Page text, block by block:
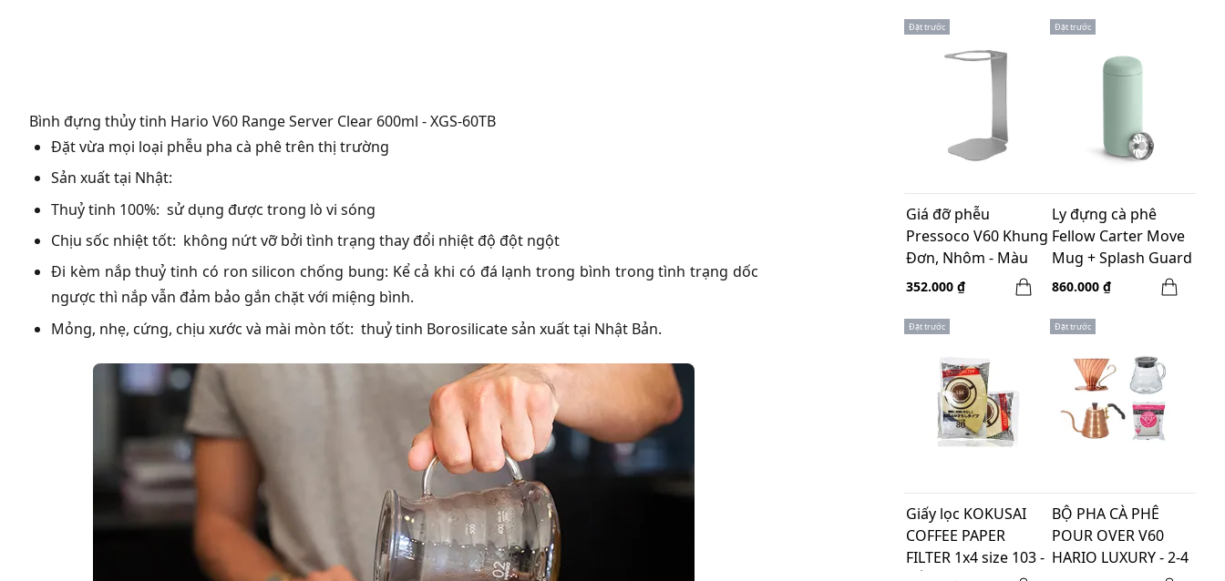
Bình đựng thủy tinh Hario V60 Range Server Clear 600ml - XGS-60TB
Đặt vừa mọi loại phễu pha cà phê trên thị trường
Sản xuất tại Nhật:
Thuỷ tinh 100%: sử dụng được trong lò vi sóng
Chịu sốc nhiệt tốt: không nứt vỡ bởi tình trạng thay đổi nhiệt độ đột ngột
Đi kèm nắp thuỷ tinh có ron silicon chống bung: Kể cả khi có đá lạnh trong bình trong tình trạng dốc
ngược thì nắp vẫn đảm bảo gắn chặt với miệng bình.
Mỏng, nhẹ, cứng, chịu xước và mài mòn tốt: thuỷ tinh Borosilicate sản xuất tại Nhật Bản.
Đặt trước
Giá đỡ phễu
Pressoco V60 Khung
Đơn, Nhôm - Màu
bạc
352.000 ₫
Đặt trước
Ly đựng cà phê
Fellow Carter Move
Mug + Splash Guard
475ml - Mint Chip
860.000 ₫
Đặt trước
Giấy lọc KOKUSAI
COFFEE PAPER
FILTER 1x4 size 103 -
Đặt trước
BỘ PHA CÀ PHÊ
POUR OVER V60
HARIO LUXURY - 2-4